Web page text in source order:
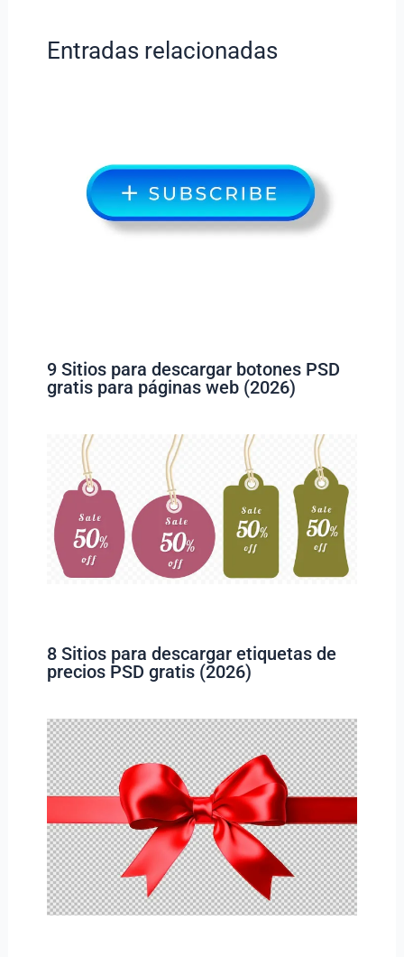
Entradas relacionadas
9 Sitios para descargar botones PSD
gratis para páginas web (2026)
8 Sitios para descargar etiquetas de
precios PSD gratis (2026)